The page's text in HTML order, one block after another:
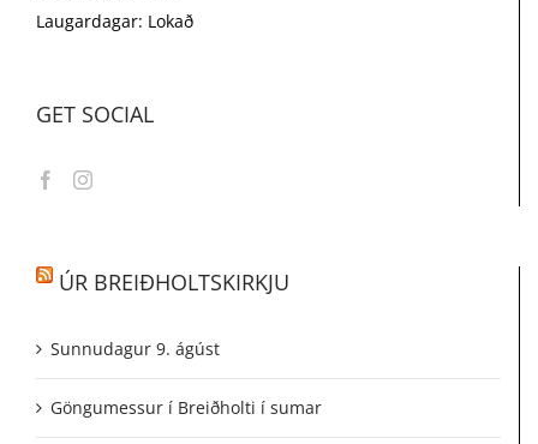
Laugardagar: Lokað
GET SOCIAL
ÚR BREIÐHOLTSKIRKJU
Sunnudagur 9. ágúst
Göngumessur í Breiðholti í sumar